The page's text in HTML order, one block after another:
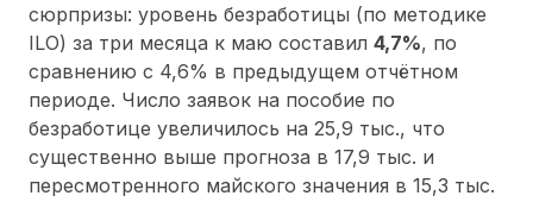
сюрпризы: уровень безработицы (по методике
ILO) за три месяца к маю составил 4,7%, по
сравнению с 4,6% в предыдущем отчётном
периоде. Число заявок на пособие по
безработице увеличилось на 25,9 тыс., что
существенно выше прогноза в 17,9 тыс. и
пересмотренного майского значения в 15,3 тыс.